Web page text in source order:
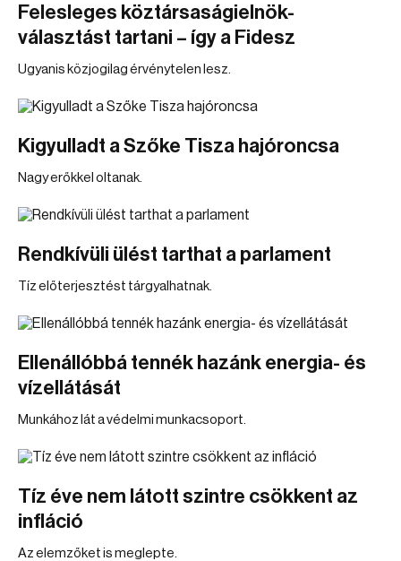
Felesleges köztársaságielnök-
választást tartani – így a Fidesz
Ugyanis közjogilag érvénytelen lesz.
Kigyulladt a Szőke Tisza hajóroncsa
Nagy erőkkel oltanak.
Rendkívüli ülést tarthat a parlament
Tíz előterjesztést tárgyalhatnak.
Ellenállóbbá tennék hazánk energia- és
vízellátását
Munkához lát a védelmi munkacsoport.
Tíz éve nem látott szintre csökkent az
infláció
Az elemzőket is meglepte.